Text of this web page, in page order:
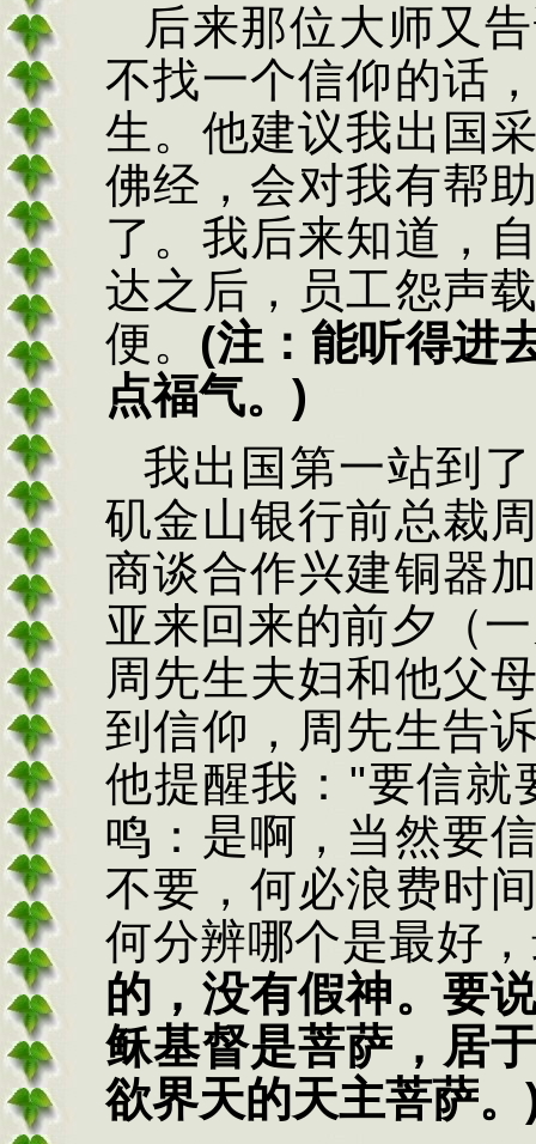
后来那位大师又
不找一个信仰的话
生。他建议我出国
佛经，会对我有帮
了。我后来知道，
达之后，员工怨声
便。 (注：能听得进
点福气。 )
我出国第一站到
矶金山银行前总裁
商谈合作兴建铜器
亚来回来的前夕（
周先生夫妇和他父
到信仰，周先生告
他提醒我： "要信就
鸣：是啊，当然要
不要，何必浪费时
何分辨哪个是最好
的，没有假神。要
稣基督是菩萨，居
欲界天的天主菩萨。